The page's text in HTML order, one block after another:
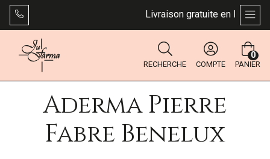
Livraison gratuite en
RECHERCHE COMPTE PANIER
0
Aderma Pierre
Fabre Benelux